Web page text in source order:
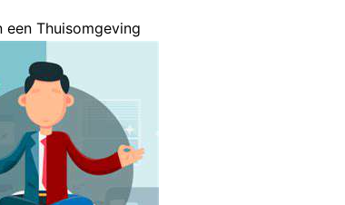
een Thuisomgeving